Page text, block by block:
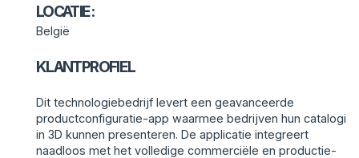
LOCATIE:
België
KLANTPROFIEL
Dit technologiebedrijf levert een geavanceerde
productconfiguratie-app waarmee bedrijven hun catalogi
in 3D kunnen presenteren. De applicatie integreert
naadloos met het volledige commerciële en productie-